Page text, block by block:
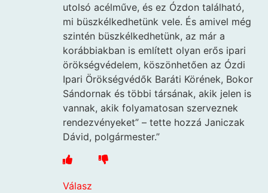
utolsó acélműve, és ez Ózdon található,
mi büszkélkedhetünk vele. És amivel még
szintén büszkélkedhetünk, az már a
korábbiakban is említett olyan erős ipari
örökségvédelem, köszönhetően az Ózdi
Ipari Örökségvédők Baráti Körének, Bokor
Sándornak és többi társának, akik jelen is
vannak, akik folyamatosan szerveznek
rendezvényeket” – tette hozzá Janiczak
Dávid, polgármester.”
Válasz